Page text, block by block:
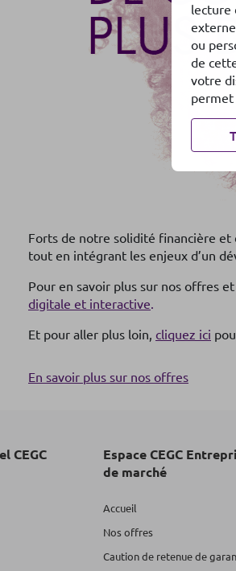
Forts de notre solidité financière et
tout en intégrant les enjeux d’un
Pour en savoir plus sur nos offres
digitale et interactive
Et pour aller plus loin, cliquez ici
En savoir plus sur nos offres
CEGC
Espace CEGC
de marché
Accueil
Nos offres
Caution de retenue de
lecture
ou
de
votre
permet